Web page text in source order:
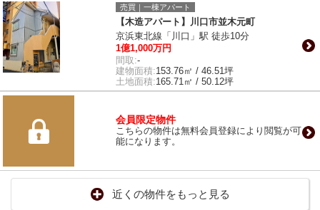
売買｜一棟アパート
【木造アパート】川口市並木元町
京浜東北線「川口」駅 徒歩10分
1億1,000万円
間取:-
建物面積:153.76㎡ / 46.51坪
土地面積:165.71㎡ / 50.12坪
会員限定物件
こちらの物件は無料会員登録により閲覧が可
能になります。
近くの物件をもっと見る